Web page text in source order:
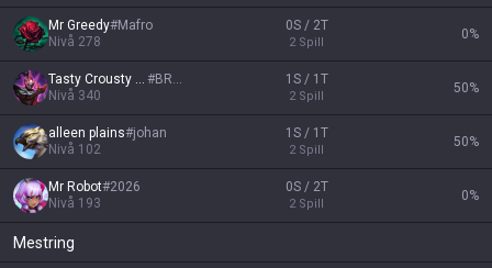
Mr Greedy#Mafro
Nivå 278
0S / 2T
2 Spill
0%
Tasty Crousty 67 #BRBR
Nivå 340
1S / 1T
2 Spill
50%
alleen plains#johan
Nivå 102
1S / 1T
2 Spill
50%
Mr Robot#2026
Nivå 193
0S / 2T
2 Spill
0%
Mestring